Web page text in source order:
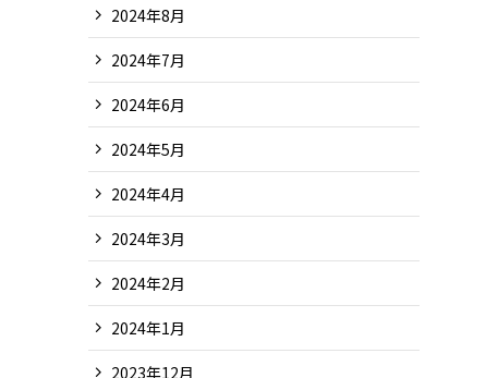
2024年8月
2024年7月
2024年6月
2024年5月
2024年4月
2024年3月
2024年2月
2024年1月
2023年12月